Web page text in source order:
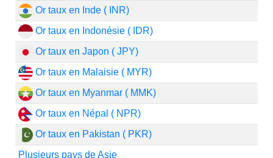
Or taux en Inde ( INR)
Or taux en Indonésie ( IDR)
Or taux en Japon ( JPY)
Or taux en Malaisie ( MYR)
Or taux en Myanmar ( MMK)
Or taux en Népal ( NPR)
Or taux en Pakistan ( PKR)
Plusieurs pays de Asie